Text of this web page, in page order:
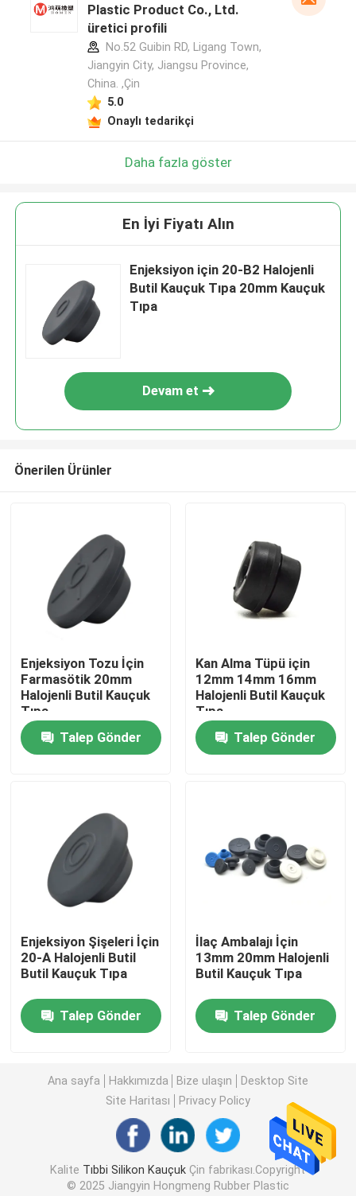
Ana sayfa
Hakkımızda
Fabrika turu
Kalite kontrol
Teklif isteği
Tıbbi Silikon Kauçuk
Tıbbi Kauçuk Tıpa
Kauçuk Şırınga Pistonu
Plastic Product Co., Ltd.
üretici profili
No.52 Guibin RD, Ligang Town,
Jiangyin City, Jiangsu Province,
China. ,Çin
5.0
Onaylı tedarikçi
Daha fazla göster
En İyi Fiyatı Alın
Enjeksiyon için 20-B2 Halojenli
Butil Kauçuk Tıpa 20mm Kauçuk
Tıpa
Devam et
Önerilen Ürünler
Enjeksiyon Tozu İçin
Farmasötik 20mm
Halojenli Butil Kauçuk
Tıpa
Talep Gönder
Kan Alma Tüpü için
12mm 14mm 16mm
Halojenli Butil Kauçuk
Tıpa
Talep Gönder
Enjeksiyon Şişeleri İçin
20-A Halojenli Butil
Butil Kauçuk Tıpa
Talep Gönder
İlaç Ambalajı İçin
13mm 20mm Halojenli
Butil Kauçuk Tıpa
Talep Gönder
Ana sayfa Hakkımızda Bize ulaşın
Desktop Site
Site Haritası
Privacy Policy
Kalite Tıbbi Silikon Kauçuk Çin fabrikası.Copyright
© 2025 Jiangyin Hongmeng Rubber Plastic